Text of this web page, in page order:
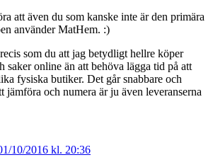
att även du som kanske inte är den primära
använder MatHem. :)
som du att jag betydligt hellre köper
saker online än att behöva lägga tid på att
fysiska butiker. Det går snabbare och
jämföra och numera är ju även leveranserna
10/2016 kl. 20:36